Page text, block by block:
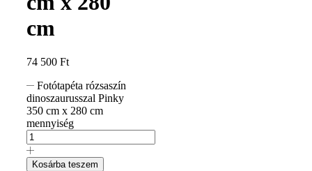
cm
74 500 Ft
Fotótapéta rózsaszín
dinoszaurusszal Pinky
350 cm x 280 cm
mennyiség
Kosárba teszem